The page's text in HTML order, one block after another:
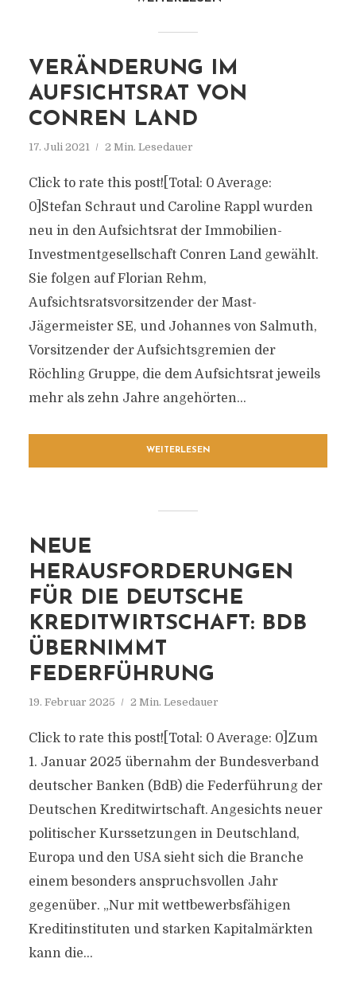
VERÄNDERUNG IM
AUFSICHTSRAT VON
CONREN LAND
17. Juli 2021 2 Min. Lesedauer
Click to rate this post![Total: 0 Average:
0]Stefan Schraut und Caroline Rappl wurden
neu in den Aufsichtsrat der Immobilien-
Investmentgesellschaft Conren Land gewählt.
Sie folgen auf Florian Rehm,
Aufsichtsratsvorsitzender der Mast-
Jägermeister SE, und Johannes von Salmuth,
Vorsitzender der Aufsichtsgremien der
Röchling Gruppe, die dem Aufsichtsrat jeweils
mehr als zehn Jahre angehörten...
WEITERLESEN
NEUE
HERAUSFORDERUNGEN
FÜR DIE DEUTSCHE
KREDITWIRTSCHAFT: BDB
ÜBERNIMMT
FEDERFÜHRUNG
19. Februar 2025 2 Min. Lesedauer
Click to rate this post![Total: 0 Average: 0]Zum
1. Januar 2025 übernahm der Bundesverband
deutscher Banken (BdB) die Federführung der
Deutschen Kreditwirtschaft. Angesichts neuer
politischer Kurssetzungen in Deutschland,
Europa und den USA sieht sich die Branche
einem besonders anspruchsvollen Jahr
gegenüber. „Nur mit wettbewerbsfähigen
Kreditinstituten und starken Kapitalmärkten
kann die...